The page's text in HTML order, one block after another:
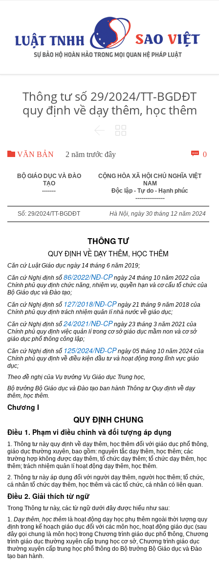
Thông tư số 29/2024/TT-BGDĐT
quy định về dạy thêm, học thêm
 
 VĂN BẢN 2 năm trước đây  0
BỘ GIÁO DỤC VÀ ĐÀO
TẠO
-------
CỘNG HÒA XÃ HỘI CHỦ NGHĨA VIỆT
NAM
Độc lập - Tự do - Hạnh phúc
---------------
Số: 29/2024/TT-BGDĐT Hà Nội, ngày 30 tháng 12 năm 2024
THÔNG TƯ
QUY ĐỊNH VỀ DẠY THÊM, HỌC THÊM
Căn cứ Luật Giáo dục ngày 14 tháng 6 năm 2019;
Căn cứ Nghị định số 86/2022/NĐ-CPngày 24 tháng 10 năm 2022 của
Chính phủ quy định chức năng, nhiệm vụ, quyền hạn và cơ cấu tổ chức của
Bộ Giáo dục và Đào tạo;
Căn cứ Nghị định số 127/2018/NĐ-CPngày 21 tháng 9 năm 2018 của
Chính phủ quy định trách nhiệm quản lí nhà nước về giáo dục;
Căn cứ Nghị định số 24/2021/NĐ-CPngày 23 tháng 3 năm 2021 của
Chính phủ quy định việc quản lí trong cơ sở giáo dục mầm non và cơ sở
giáo dục phổ thông công lập;
Căn cứ Nghị định số 125/2024/NĐ-CPngày 05 tháng 10 năm 2024 của
Chính phủ quy định về điều kiện đầu tư và hoạt động trong lĩnh vực giáo
dục;
Theo đề nghị của Vụ trưởng Vụ Giáo dục Trung học,
Bộ trưởng Bộ Giáo dục và Đào tạo ban hành Thông tư Quy định về dạy
thêm, học thêm.
Chương I
QUY ĐỊNH CHUNG
Điều 1. Phạm vi điều chỉnh và đối tượng áp dụng
1. Thông tư này quy định về dạy thêm, học thêm đối với giáo dục phổ thông,
giáo dục thường xuyên, bao gồm: nguyên tắc dạy thêm, học thêm; các
trường hợp không được dạy thêm, tổ chức dạy thêm; tổ chức dạy thêm, học
thêm; trách nhiệm quản lí hoạt động dạy thêm, học thêm.
2. Thông tư này áp dụng đối với người dạy thêm, người học thêm; tổ chức,
cá nhân tổ chức dạy thêm, học thêm và các tổ chức, cá nhân có liên quan.
Điều 2. Giải thích từ ngữ
Trong Thông tư này, các từ ngữ dưới đây được hiểu như sau:
1. Dạy thêm, học thêm là hoạt động dạy học phụ thêm ngoài thời lượng quy
định trong kế hoạch giáo dục đối với các môn học, hoạt động giáo dục (sau
đây gọi chung là môn học) trong Chương trình giáo dục phổ thông, Chương
trình giáo dục thường xuyên cấp trung học cơ sở, Chương trình giáo dục
thường xuyên cấp trung học phổ thông do Bộ trưởng Bộ Giáo dục và Đào
tạo ban hành.